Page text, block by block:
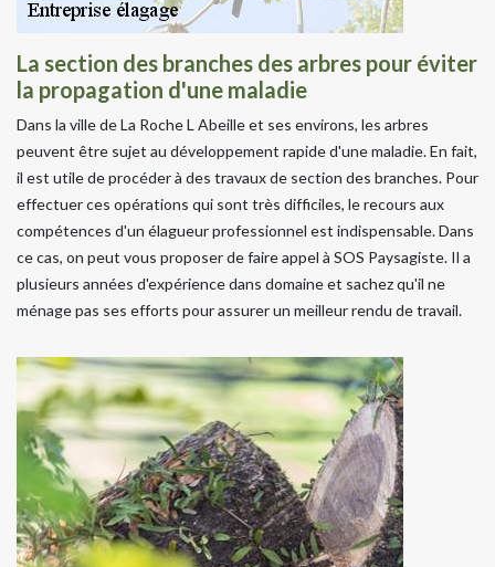
La section des branches des arbres pour éviter
la propagation d'une maladie
Dans la ville de La Roche L Abeille et ses environs, les arbres
peuvent être sujet au développement rapide d'une maladie. En fait,
il est utile de procéder à des travaux de section des branches. Pour
effectuer ces opérations qui sont très difficiles, le recours aux
compétences d'un élagueur professionnel est indispensable. Dans
ce cas, on peut vous proposer de faire appel à SOS Paysagiste. Il a
plusieurs années d'expérience dans domaine et sachez qu'il ne
ménage pas ses efforts pour assurer un meilleur rendu de travail.